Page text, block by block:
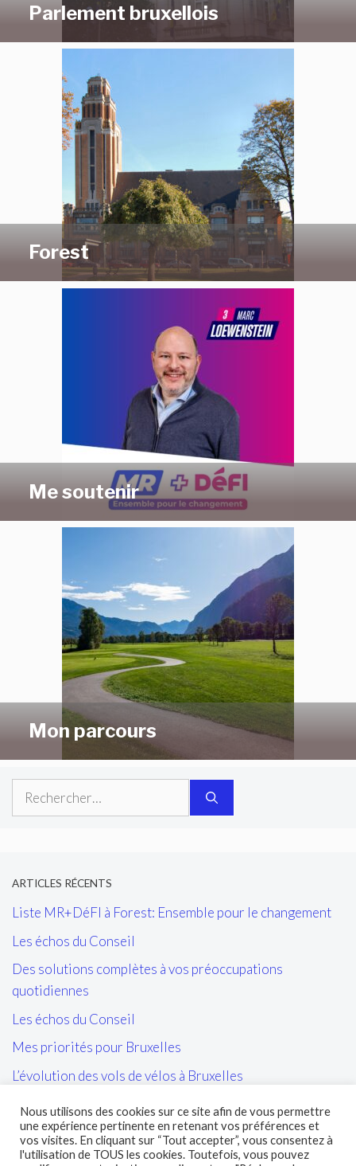
Parlement bruxellois
Forest
Me soutenir
Mon parcours
Rechercher :
ARTICLES RÉCENTS
Liste MR+DéFI à Forest: Ensemble pour le changement
Les échos du Conseil
Des solutions complètes à vos préoccupations
quotidiennes
Les échos du Conseil
Mes priorités pour Bruxelles
L’évolution des vols de vélos à Bruxelles
Les tags/affiches/autocollants perturbant l’ordre public
et la cohésion sociale
L’entretien des sites propres de la STIB et de leurs abords
Nous utilisons des cookies sur ce site afin de vous permettre
une expérience pertinente en retenant vos préférences et
vos visites. En cliquant sur “Tout accepter”, vous consentez à
l'utilisation de TOUS les cookies. Toutefois, vous pouvez